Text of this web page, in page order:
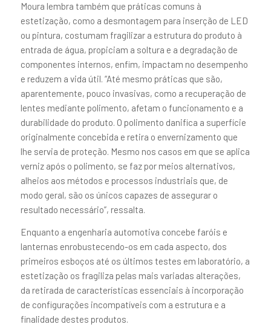
Moura lembra também que práticas comuns à
estetização, como a desmontagem para inserção de LED
ou pintura, costumam fragilizar a estrutura do produto à
entrada de água, propiciam a soltura e a degradação de
componentes internos, enfim, impactam no desempenho
e reduzem a vida útil. “Até mesmo práticas que são,
aparentemente, pouco invasivas, como a recuperação de
lentes mediante polimento, afetam o funcionamento e a
durabilidade do produto. O polimento danifica a superfície
originalmente concebida e retira o envernizamento que
lhe servia de proteção. Mesmo nos casos em que se aplica
verniz após o polimento, se faz por meios alternativos,
alheios aos métodos e processos industriais que, de
modo geral, são os únicos capazes de assegurar o
resultado necessário”, ressalta.
Enquanto a engenharia automotiva concebe faróis e
lanternas enrobustecendo-os em cada aspecto, dos
primeiros esboços até os últimos testes em laboratório, a
estetização os fragiliza pelas mais variadas alterações,
da retirada de características essenciais à incorporação
de configurações incompatíveis com a estrutura e a
finalidade destes produtos.